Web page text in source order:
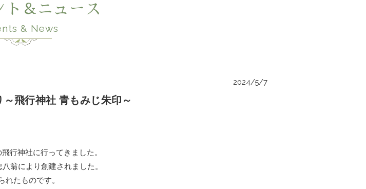
ト＆ニュース
& News
2024/5/7
飛行神社 青もみじ朱印～
行神社に行ってきました。
翁により創建されました。
たものです。